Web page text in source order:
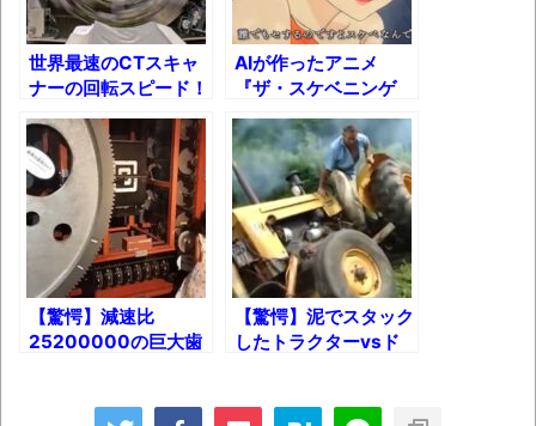
果･････････････････････････････
【動画】カニ、ちょっかい出してきた陰に
ブチギレ
長野県のなめこのデカさが規格外だったｗ
ｗ
新装版「ご冗談でしょう、ファインマンさ
ん（上）（下）」発売
【画像】整形で2400万円超えの美女、水着
グラビアに挑戦
世界最速のCTスキャ
ナーの回転スピード！
AIが作ったアニメ
『ザ・スケベニンゲ
ン』OP
【驚愕】減速比
25200000の巨大歯
【驚愕】泥でスタック
したトラクターvsド